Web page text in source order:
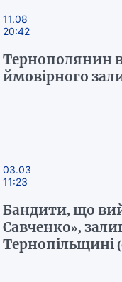
11.08
20:42
Тернополянин
ймовірного
03.03
11:23
Бандити, що
Савченко»,
Тернопільщині